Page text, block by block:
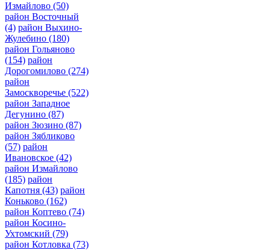
Измайлово (50)
район Восточный
(4) район Выхино-
Жулебино (180)
район Гольяново
(154) район
Дорогомилово (274)
район
Замоскворечье (522)
район Западное
Дегунино (87)
район Зюзино (87)
район Зябликово
(57) район
Ивановское (42)
район Измайлово
(185) район
Капотня (43) район
Коньково (162)
район Коптево (74)
район Косино-
Ухтомский (79)
район Котловка (73)